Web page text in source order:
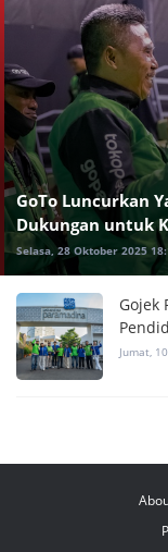
GoTo Luncurkan
Dukungan untuk
Selasa, 28 Oktober 2025
Gojek
Jumat,